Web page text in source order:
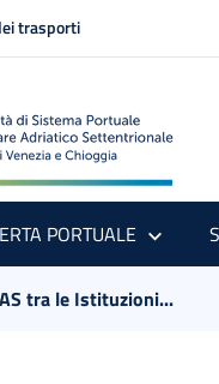
trasporti
PORTUALE
tra le Istituzioni...